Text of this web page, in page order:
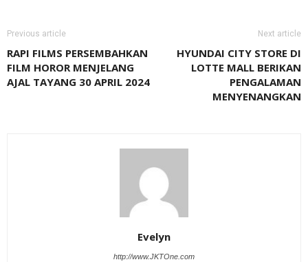
Previous article
RAPI FILMS PERSEMBAHKAN
FILM HOROR MENJELANG
AJAL TAYANG 30 APRIL 2024
Next article
HYUNDAI CITY STORE DI
LOTTE MALL BERIKAN
PENGALAMAN
MENYENANGKAN
Evelyn
http://www.JKTOne.com